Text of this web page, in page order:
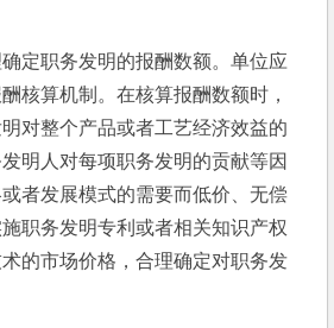
职务发明的报酬数额。单位应
核算机制。在核算报酬数额时，
对整个产品或者工艺经济效益的
明人对每项职务发明的贡献等因
者发展模式的需要而低价、无偿
职务发明专利或者相关知识产权
的市场价格，合理确定对职务发